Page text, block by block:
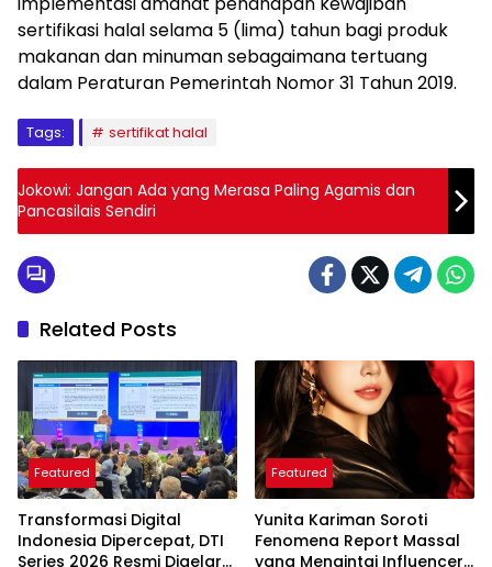
sertifikasi halal selama 5 (lima) tahun bagi produk
makanan dan minuman sebagaimana tertuang
dalam Peraturan Pemerintah Nomor 31 Tahun 2019.
Tags: sertifikat halal
Jokowi: Jangan Ada yang Merasa Paling Agamis dan
Pancasilais Sendiri
Related Posts
Featured
Transformasi Digital
Indonesia Dipercepat, DTI
Series 2026 Resmi Digelar
Featured
Yunita Kariman Soroti
Fenomena Report Massal
yang Mengintai Influencer,